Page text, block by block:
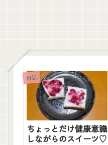
日記
ちょっとだけ健康意識
しながらのスイーツ♡